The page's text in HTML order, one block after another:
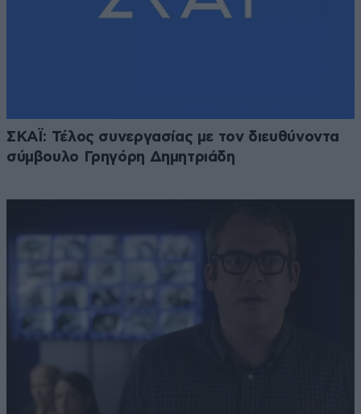
ΣΚΑΪ: Τέλος συνεργασίας με τον διευθύνοντα
σύμβουλο Γρηγόρη Δημητριάδη